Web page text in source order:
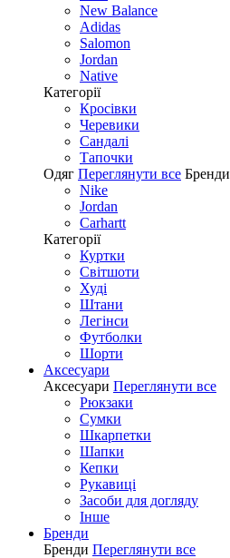
New Balance
Adidas
Salomon
Jordan
Native
Категорії
Кросівки
Черевики
Сандалі
Tапочки
Одяг Переглянути все Бренди
Nike
Jordan
Carhartt
Категорії
Куртки
Світшоти
Худі
Штани
Легінси
Футболки
Шорти
Аксесуари
Аксесуари Переглянути все
Рюкзаки
Сумки
Шкарпетки
Шапки
Кепки
Рукавиці
Засоби для догляду
Інше
Бренди
Бренди Переглянути все